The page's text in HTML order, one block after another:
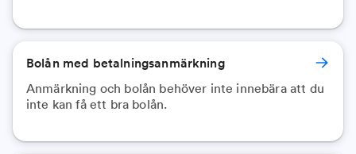
Bolån med betalningsanmärkning
Anmärkning och bolån behöver inte innebära att du
inte kan få ett bra bolån.